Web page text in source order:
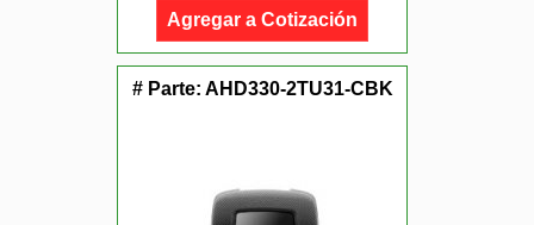
Agregar a Cotización
# Parte: AHD330-2TU31-CBK